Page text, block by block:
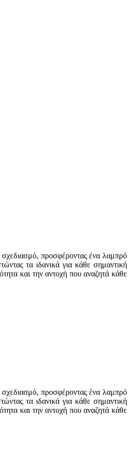
προσφέροντας ένα λαμπρό
τα ιδανικά για κάθε σημαντική
και την αντοχή που αναζητά κάθε
προσφέροντας ένα λαμπρό
τα ιδανικά για κάθε σημαντική
και την αντοχή που αναζητά κάθε